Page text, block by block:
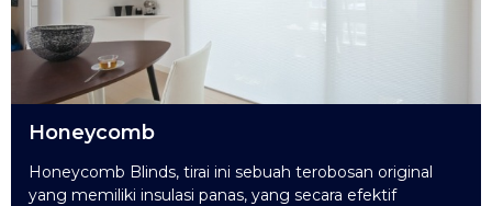
Honeycomb
Honeycomb Blinds, tirai ini sebuah terobosan original
yang memiliki insulasi panas, yang secara efektif